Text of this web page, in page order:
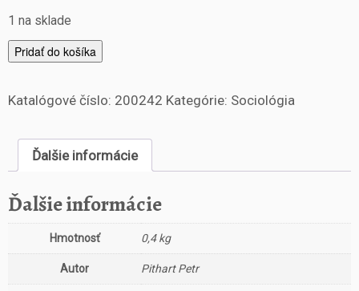
1 na sklade
m
n
ž
o
b
r
Pridať do košíka
Katalógové číslo: 200242 Kategórie: Sociológia
Ďalšie informácie
Ďalšie informácie
Hmotnosť 0,4 kg
Autor Pithart Petr